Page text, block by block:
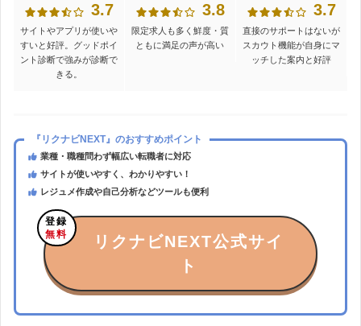
面接対策もばっちりしてもらい、総合職として改めてキャリアをス
タートさせることができました。
評価：★★★★★5
転職の条件が首都圏から地方へのUターンだったため、年収的な意味
での質はあきらめていた部分があったが、待遇面は現状維持できる
ような求人票を定期的に提示してもらえたため良かった。
結果的に、
Uターン転職も成功し、年収も160万円上昇がかなった
め、感謝をしている。
3.7
サイトやアプリが使いや
すいと好評。グッドポイ
ント診断で強みが診断で
きる。
3.8
限定求人も多く鮮度・質
ともに満足の声が高い
3.7
直接のサポートはないが
スカウト機能が自身にマ
ッチした案内と好評
『リクナビNEXT』のおすすめポイント
業種・職種問わず幅広い転職者に対応
サイトが使いやすく、わかりやすい！
レジュメ作成や自己分析などツールも便利
登録
無料
リクナビNEXT公式サイ
ト